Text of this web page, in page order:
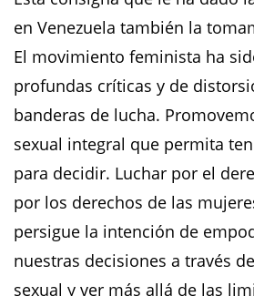
en Venezuela también la
El movimiento feminista ha
profundas críticas y de
banderas de lucha.
sexual integral que permita
para decidir. Luchar por el
por los derechos de las
persigue la intención de
nuestras decisiones a través
sexual y ver más allá de las